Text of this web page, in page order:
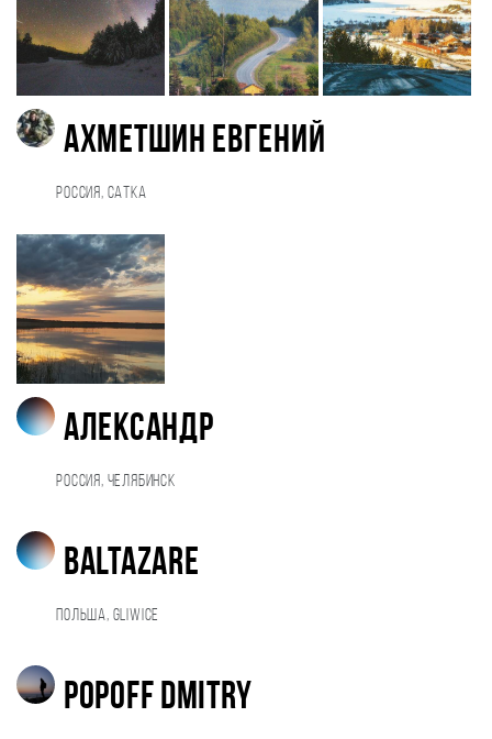
Ахметшин Евгений
Россия, Сатка
Александр
Россия, Челябинск
Baltazare
Польша, Gliwice
Popoff Dmitry